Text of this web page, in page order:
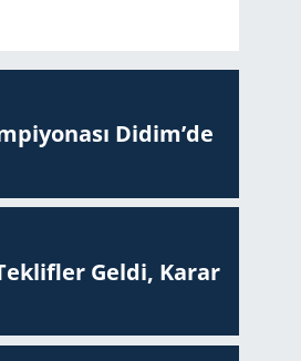
Didim’de
Geldi, Karar